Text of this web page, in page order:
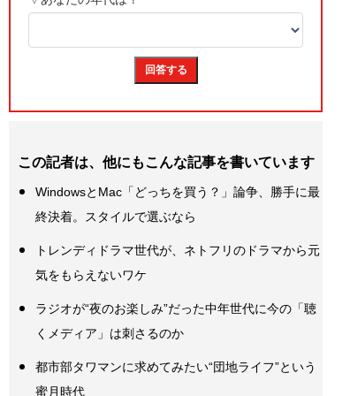
この記者は、他にもこんな記事を書いています
WindowsとMac「どっちを買う？」論争、勝手に最
終決着。スタイルで選ぶなら
トレンディドラマ世代が、ネトフリのドラマから元
気をもらえないワケ
ラジオが“夜のお楽しみ”だった中年世代に今の「聴
くメディア」は刺さるのか
都市部タワマンに求めてみたい“団地ライフ”という
蜜月時代